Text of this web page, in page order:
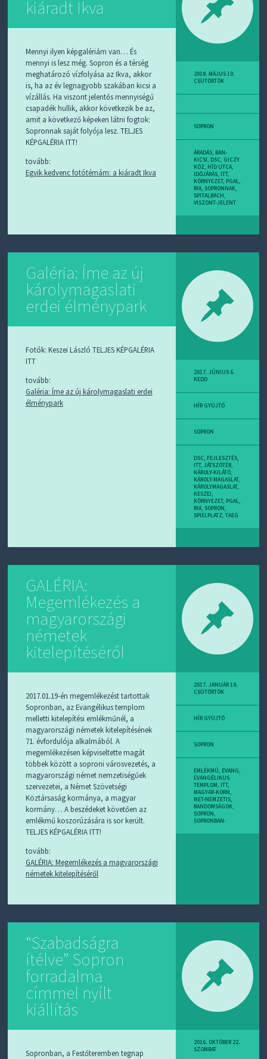
kiáradt Ikva
Mennyi ilyen képgalériám van… És
mennyi is lesz még. Sopron és a térség
meghatározó vízfolyása az Ikva, akkor
is, ha az év legnagyobb szakában kicsi a
vízállás. Ha viszont jelentős mennyiségű
csapadék hullik, akkor következik be az,
amit a következő képeken látni fogtok:
Sopronnak saját folyója lesz. TELJES
KÉPGALÉRIA ITT!
tovább:
Egyik kedvenc fotótémám: a kiáradt Ikva
2018. MÁJUS 10.
CSÜTÖRTÖK
SOPRON
ÁRADÁS, BAN-
KICSI, DSC, GICZY
KÖZ, HÍD UTCA,
IDŐJÁRÁS, ITT,
KÖRNYEZET, PGAL,
RIA, SOPRONNAK,
SPITALBACH,
VISZONT-JELENT
Galéria: Íme az új
károlymagaslati
erdei élménypark
Fotók: Keszei László TELJES KÉPGALÉRIA
ITT
tovább:
Galéria: Íme az új károlymagaslati erdei
élménypark
2017. JÚNIUS 6.
KEDD
HÍR GYÜJTŐ
SOPRON
DSC, FEJLESZTÉS,
ITT,JÁTSZÓTÉR,
KÁROLY-KILÁTÓ,
KÁROLY-MAGASLAT,
KÁROLYMAGASLAT,
KESZEI,
KÖRNYEZET, PGAL,
RIA, SOPRON,
SPIELPLATZ,TAEG
GALÉRIA:
Megemlékezés a
magyarországi
németek
kitelepítéséről
2017.01.19-én megemlékezést tartottak
Sopronban, az Evangélikus templom
melletti kitelepítési emlékműnél, a
magyarországi németek kitelepítésének
71. évfordulója alkalmából. A
megemlékezésen képviseltette magát
többek között a soproni városvezetés, a
magyarországi német nemzetiségűek
szervezetei, a Német Szövetségi
Köztársaság kormánya, a magyar
kormány… A beszédeket követően az
emlékmű koszorúzására is sor került.
TELJES KÉPGALÉRIA ITT!
tovább:
GALÉRIA: Megemlékezés a magyarországi
németek kitelepítéséről
2017. JANUÁR 19.
CSÜTÖRTÖK
HÍR GYÜJTŐ
SOPRON
EMLÉKMÛ, EVANG,
EVANGÉLIKUS
TEMPLOM, ITT,
MAGYAR-KORM,
MET-NEMZETIS,
RANDOMSÁGOK,
SOPRON,
SOPRONBAN-
“Szabadságra
ítélve” Sopron
forradalma
címmel nyílt
kiállítás
Sopronban, a Festőteremben tegnap
2016. OKTÓBER 22.
SZOMBAT